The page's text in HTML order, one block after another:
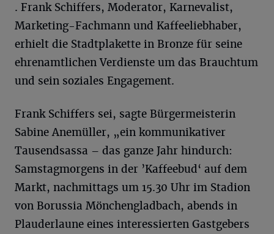
. Frank Schiffers, Moderator, Karnevalist,
Marketing-Fachmann und Kaffeeliebhaber,
erhielt die Stadtplakette in Bronze für seine
ehrenamtlichen Verdienste um das Brauchtum
und sein soziales Engagement.
Frank Schiffers sei, sagte Bürgermeisterin
Sabine Anemüller, „ein kommunikativer
Tausendsassa – das ganze Jahr hindurch:
Samstagmorgens in der ’Kaffeebud‘ auf dem
Markt, nachmittags um 15.30 Uhr im Stadion
von Borussia Mönchengladbach, abends in
Plauderlaune eines interessierten Gastgebers